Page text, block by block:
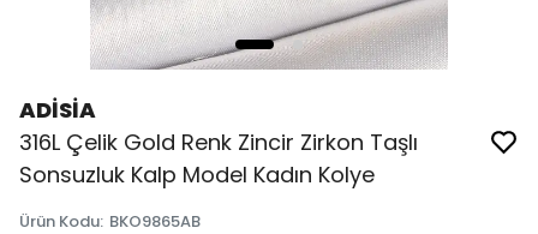
ADİSİA
316L Çelik Gold Renk Zincir Zirkon Taşlı
Sonsuzluk Kalp Model Kadın Kolye
Ürün Kodu: BKO9865AB